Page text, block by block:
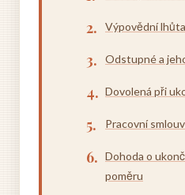
Výpovědní
Odstupné a
Dovolená při
Pracovní
Dohoda o
poměru